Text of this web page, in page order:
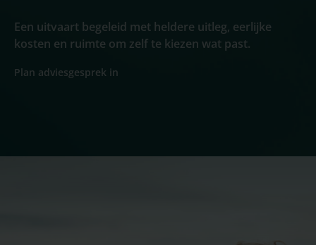
Een uitvaart begeleid met heldere uitleg, eerlijke
kosten en ruimte om zelf te kiezen wat past.
Plan adviesgesprek in